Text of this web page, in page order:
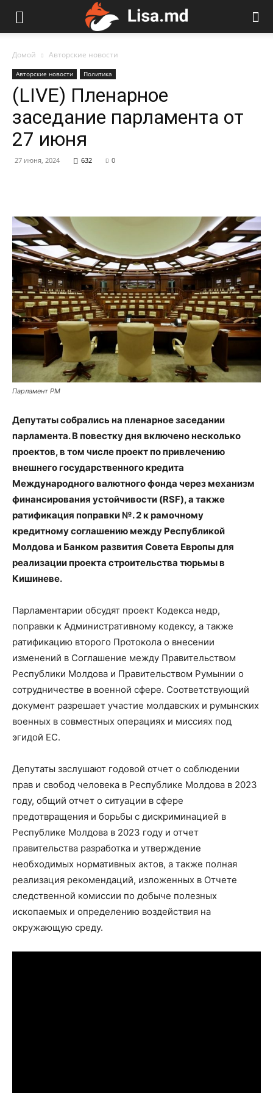
Домой Авторские новости
Авторские новости Политика
(LIVE) Пленарное
заседание парламента от
27 июня
27 июня, 2024 632 0
Парламент РМ
Депутаты собрались на пленарное заседании
парламента. В повестку дня включено несколько
проектов, в том числе проект по привлечению
внешнего государственного кредита
Международного валютного фонда через механизм
финансирования устойчивости (RSF), а также
ратификация поправки №. 2 к рамочному
кредитному соглашению между Республикой
Молдова и Банком развития Совета Европы для
реализации проекта строительства тюрьмы в
Кишиневе.
Парламентарии обсудят проект Кодекса недр,
поправки к Административному кодексу, а также
ратификацию второго Протокола о внесении
изменений в Соглашение между Правительством
Республики Молдова и Правительством Румынии о
сотрудничестве в военной сфере. Соответствующий
документ разрешает участие молдавских и румынских
военных в совместных операциях и миссиях под
эгидой ЕС.
Депутаты заслушают годовой отчет о соблюдении
прав и свобод человека в Республике Молдова в 2023
году, общий отчет о ситуации в сфере
предотвращения и борьбы с дискриминацией в
Республике Молдова в 2023 году и отчет
правительства разработка и утверждение
необходимых нормативных актов, а также полная
реализация рекомендаций, изложенных в Отчете
следственной комиссии по добыче полезных
ископаемых и определению воздействия на
окружающую среду.